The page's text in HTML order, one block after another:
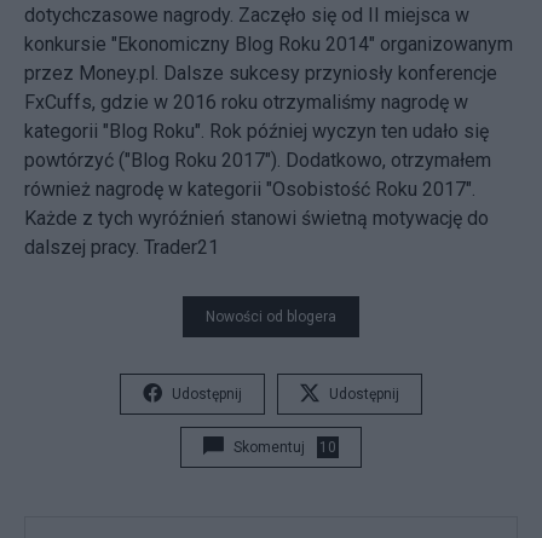
dotychczasowe nagrody. Zaczęło się od II miejsca w
konkursie "Ekonomiczny Blog Roku 2014" organizowanym
przez Money.pl. Dalsze sukcesy przyniosły konferencje
FxCuffs, gdzie w 2016 roku otrzymaliśmy nagrodę w
kategorii "Blog Roku". Rok później wyczyn ten udało się
powtórzyć ("Blog Roku 2017"). Dodatkowo, otrzymałem
również nagrodę w kategorii "Osobistość Roku 2017".
Każde z tych wyróźnień stanowi świetną motywację do
dalszej pracy. Trader21
Nowości od blogera
Udostępnij Udostępnij
Skomentuj 10